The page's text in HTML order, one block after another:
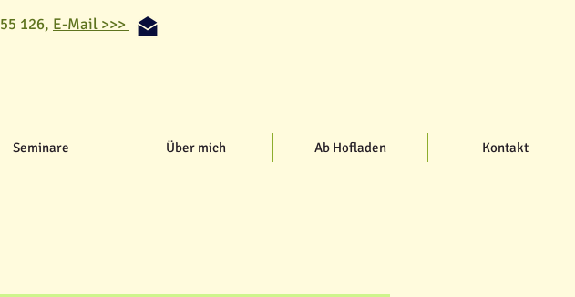
126, E-Mail >>>
Seminare Über mich Ab Hofladen Kontakt